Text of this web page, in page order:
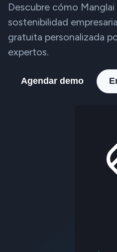
Descubre cómo
sostenibilidad
gratuita personalizada
expertos.
Agendar demo